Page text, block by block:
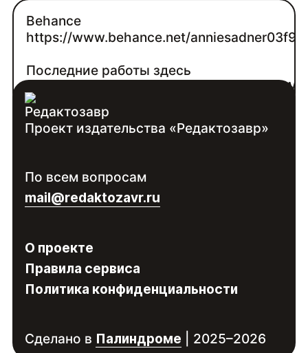
Behance
https://www.behance.net/anniesadner03f9
Последние работы здесь
https://drive.google.com/drive/folders/
Контакты:
Войдите
специалиста
Проект издательства «Редактозавр»
По всем вопросам
mail@redaktozavr.ru
О проекте
Правила сервиса
Политика конфиденциальности
Сделано в Палиндроме | 2025–2026